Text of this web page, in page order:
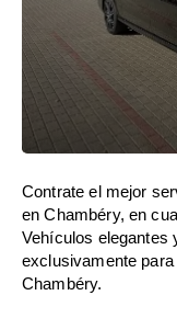
Contrate el mejor
en Chambéry, en
Vehículos elegantes
exclusivamente
Chambéry.